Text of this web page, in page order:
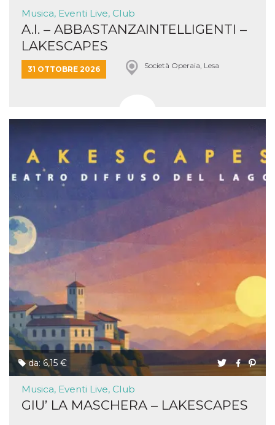
Musica, Eventi Live, Club
A.I. – ABBASTANZAINTELLIGENTI –
LAKESCAPES
31 OTTOBRE 2026 Società Operaia, Lesa
da: 6,15 €
Musica, Eventi Live, Club
GIU’ LA MASCHERA – LAKESCAPES